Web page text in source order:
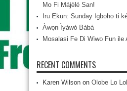
Mo Fi Májèlé San!
Iru Ekun: Sunday Igboho ti
Àwọn Ìyàwó Bàbá
Mosalasi Fe Di Wiwo Fun ile
RECENT COMMENTS
Karen Wilson on Olobe Lo